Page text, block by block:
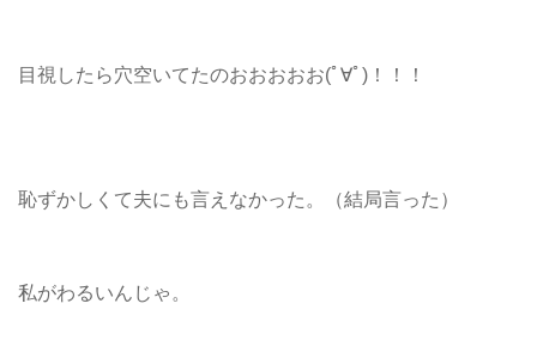
目視したら穴空いてたのおおおおお(ﾟ∀ﾟ)！！！
恥ずかしくて夫にも言えなかった。（結局言った）
私がわるいんじゃ。